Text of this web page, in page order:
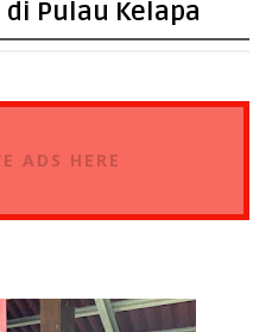
di Pulau Kelapa
ADS HERE